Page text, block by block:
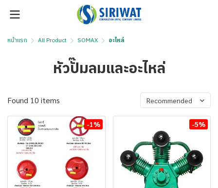
หน้าแรก All Product SOMAX อะไหล่
หัวปั๊มลมและอะไหล่
Found 10 items Recommended
-1% -5%